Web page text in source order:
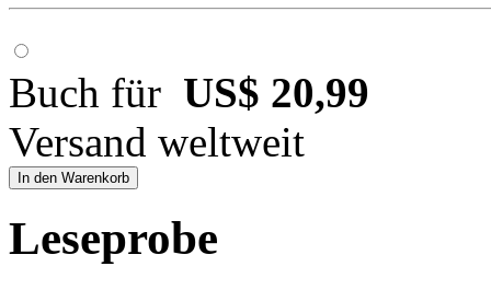
Buch für US$ 20,99
Versand weltweit
In den Warenkorb
Leseprobe